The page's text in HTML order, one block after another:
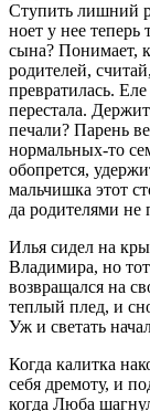
Ступить лишний
ноет у нее теперь
сына? Понимает,
родителей,
превратилась.
перестала.
печали? Парень
нормальных-то
обопрется,
мальчишка этот
да родителями
Илья сидел на
Владимира, но
возвращался на
теплый плед, и
Уж и светать
Когда калитка
себя дремоту, и
когда Люба